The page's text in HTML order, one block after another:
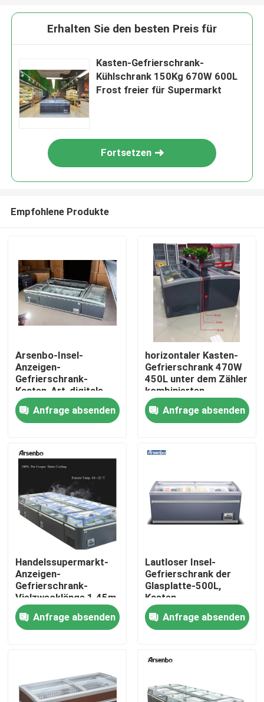
Nach Hause
Über uns
Produkte
Handelskühlvitrine
Handelsgetränkekühlschrank
Handelssupermarkt-Kühlschrank
Handelsrestaurant-Kühlschrank
Kuchenkühlvitrine
Erhalten Sie den besten Preis für
Kasten-Gefrierschrank-
Kühlschrank 150Kg 670W 600L
Frost freier für Supermarkt
Fortsetzen
Empfohlene Produkte
Arsenbo-Insel-
Anzeigen-
Gefrierschrank-
Kasten-Art-digitale
Steuerung R290 400L
Anfrage absenden
horizontaler Kasten-
Gefrierschrank 470W
450L unter dem Zähler
kombinierten
statischen Abkühlen
Anfrage absenden
Handelssupermarkt-
Anzeigen-
Gefrierschrank-
Vielzwecklänge 1.45m
Anfrage absenden
Lautloser Insel-
Gefrierschrank der
Glasplatte-500L,
Kasten-
Gefrierschrank-
Supermarkt schiebend
Anfrage absenden